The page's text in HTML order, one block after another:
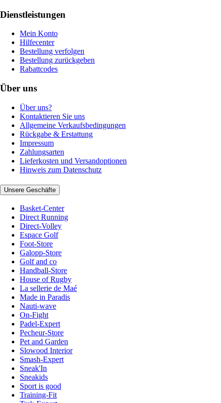
Dienstleistungen
Mein Konto
Hilfecenter
Bestellung verfolgen
Bestellung zurückgeben
Rabattcodes
Über uns
Über uns?
Kontaktieren Sie uns
Allgemeine Verkaufsbedingungen
Rückgabe & Erstattung
Impressum
Zahlungsarten
Lieferkosten und Versandoptionen
Hinweis zum Datenschutz
Unsere Geschäfte
Basket-Center
Direct Running
Direct-Volley
Espace Golf
Foot-Store
Galopp-Store
Golf and co
Handball-Store
House of Rugby
La sellerie de Maé
Made in Paradis
Nauti-wave
On-Fight
Padel-Expert
Pecheur-Store
Pet and Garden
Slowood Interior
Smash-Expert
Sneak'In
Sneakids
Sport is good
Training-Fit